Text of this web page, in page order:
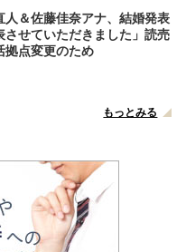
人＆佐藤佳奈アナ、結婚発表
させていただきました」読売
拠点変更のため
もっとみる